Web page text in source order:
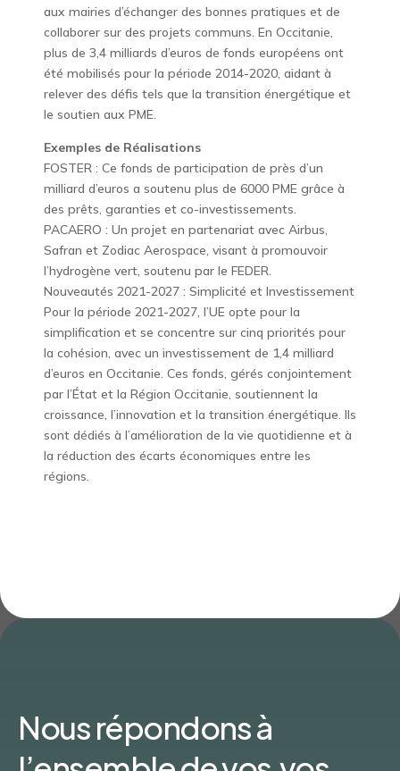
aux mairies d’échanger des bonnes pratiques et de
collaborer sur des projets communs. En Occitanie,
plus de 3,4 milliards d’euros de fonds européens ont
été mobilisés pour la période 2014-2020, aidant à
relever des défis tels que la transition énergétique et
le soutien aux PME.
Exemples de Réalisations
FOSTER : Ce fonds de participation de près d’un
milliard d’euros a soutenu plus de 6000 PME grâce à
des prêts, garanties et co-investissements.
PACAERO : Un projet en partenariat avec Airbus,
Safran et Zodiac Aerospace, visant à promouvoir
l’hydrogène vert, soutenu par le FEDER.
Nouveautés 2021-2027 : Simplicité et Investissement
Pour la période 2021-2027, l’UE opte pour la
simplification et se concentre sur cinq priorités pour
la cohésion, avec un investissement de 1,4 milliard
d’euros en Occitanie. Ces fonds, gérés conjointement
par l’État et la Région Occitanie, soutiennent la
croissance, l’innovation et la transition énergétique. Ils
sont dédiés à l’amélioration de la vie quotidienne et à
la réduction des écarts économiques entre les
régions.
Nous répondons à